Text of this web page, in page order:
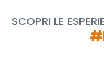
SCOPRI LE